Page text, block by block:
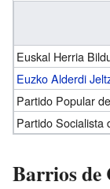
Euskal Herria
Euzko Alderdi
Partido Popular
Partido Socialista
Barrios de